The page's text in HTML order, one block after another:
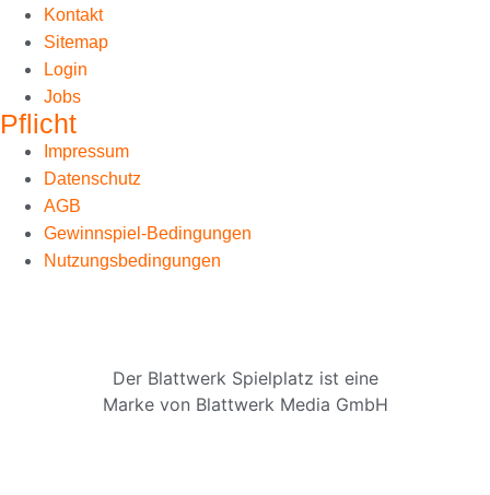
Kontakt
Sitemap
Login
Jobs
Pflicht
Impressum
Datenschutz
AGB
Gewinnspiel-Bedingungen
Nutzungsbedingungen
Der Blattwerk Spielplatz ist eine
Marke von Blattwerk Media GmbH